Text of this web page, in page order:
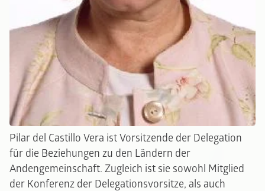
Pilar del Castillo Vera ist Vorsitzende der Delegation
für die Beziehungen zu den Ländern der
Andengemeinschaft. Zugleich ist sie sowohl Mitglied
der Konferenz der Delegationsvorsitze, als auch